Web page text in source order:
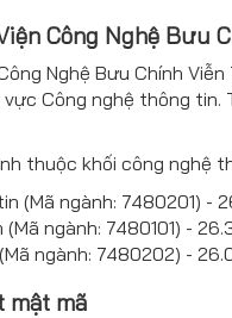
Công Nghệ Bưu
Nghệ Bưu Chính
Công nghệ thông
thuộc khối công nghệ
(Mã ngành: 7480201) -
ngành: 7480101) -
ngành: 7480202) -
mật mã